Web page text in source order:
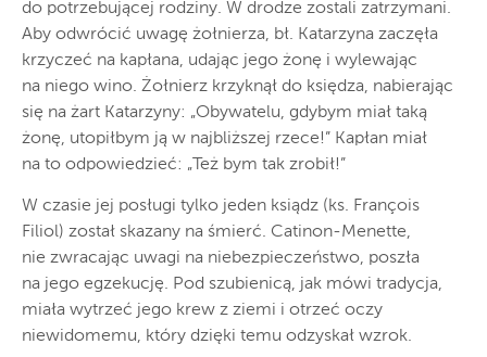
do potrzebującej rodziny. W drodze zostali zatrzymani.
Aby odwrócić uwagę żołnierza, bł. Katarzyna zaczęła
krzyczeć na kapłana, udając jego żonę i wylewając
na niego wino. Żołnierz krzyknął do księdza, nabierając
się na żart Katarzyny: „Obywatelu, gdybym miał taką
żonę, utopiłbym ją w najbliższej rzece!” Kapłan miał
na to odpowiedzieć: „Też bym tak zrobił!”
W czasie jej posługi tylko jeden ksiądz (ks. François
Filiol) został skazany na śmierć. Catinon-Menette,
nie zwracając uwagi na niebezpieczeństwo, poszła
na jego egzekucję. Pod szubienicą, jak mówi tradycja,
miała wytrzeć jego krew z ziemi i otrzeć oczy
niewidomemu, który dzięki temu odzyskał wzrok.